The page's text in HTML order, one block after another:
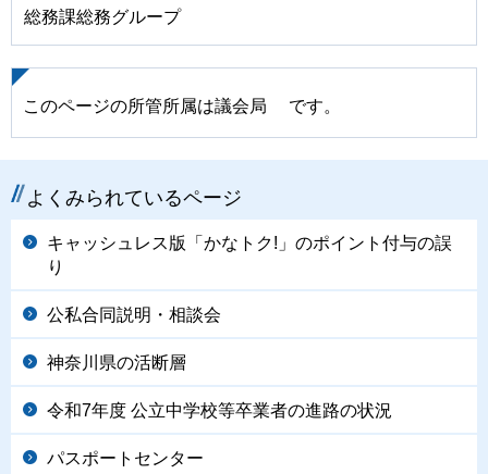
総務課総務グループ
このページの所管所属は議会局 です。
よくみられているページ
キャッシュレス版「かなトク!」のポイント付与の誤
り
公私合同説明・相談会
神奈川県の活断層
令和7年度 公立中学校等卒業者の進路の状況
パスポートセンター